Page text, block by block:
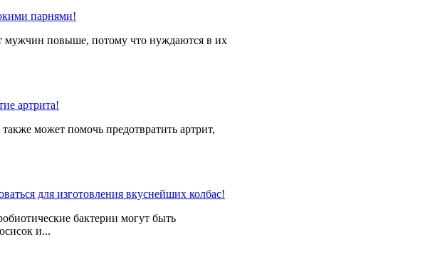
повыше, потому что нуждаются в их
может помочь предотвратить артрит,
бактерии могут быть
и...